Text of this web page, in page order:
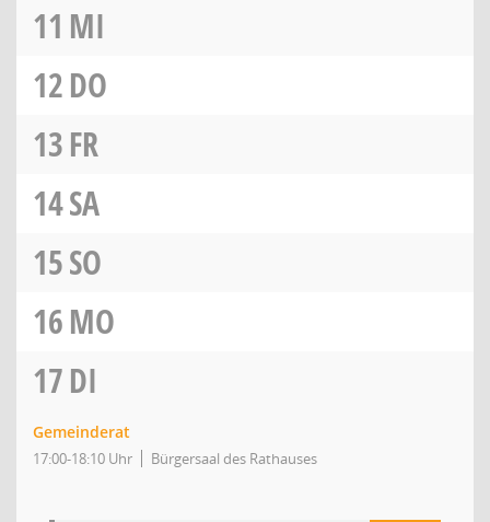
11 MI
12DO
13FR
14SA
15SO
16MO
17DI
Gemeinderat
17:00-18:10 Uhr Bürgersaal des Rathauses